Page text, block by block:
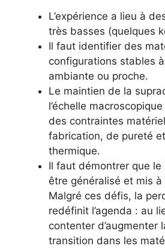
L’expérience a lieu à
très basses (quelques
Il faut identifier des
configurations stables
ambiante ou proche.
Le maintien de la
l’échelle
des contraintes
fabrication, de pureté
thermique.
Il faut démontrer que
être généralisé et mis à
Malgré ces défis, la
redéfinit l’agenda : au
contenter d’augmenter
transition dans les